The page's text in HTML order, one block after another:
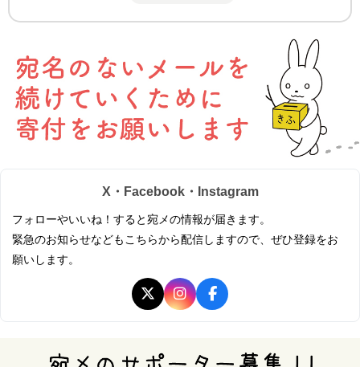
X・Facebook・Instagram
フォローやいいね！すると宛メの情報が届きます。
緊急のお知らせなどもこちらから配信しますので、ぜひ登録をお
願いします。